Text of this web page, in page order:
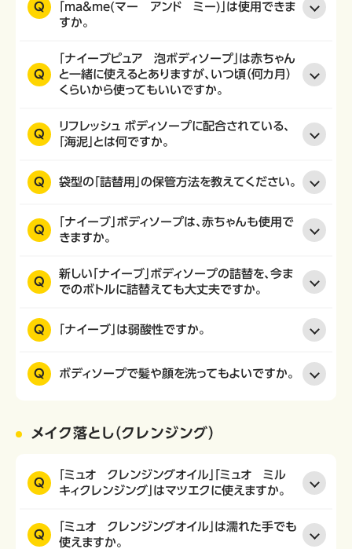
Q
「ma&me(マー アンド ミー)」は使用できま
すか。
Q
「ナイーブピュア 泡ボディソープ」は赤ちゃん
と一緒に使えるとありますが、いつ頃（何カ月）
くらいから使ってもいいですか。
Q
リフレッシュ ボディソープに配合されている、
「海泥」とは何ですか。
Q 袋型の「詰替用」の保管方法を教えてください。
Q
「ナイーブ」ボディソープは、赤ちゃんも使用で
きますか。
Q
新しい「ナイーブ」ボディソープの詰替を、今ま
でのボトルに詰替えても大丈夫ですか。
Q 「ナイーブ」は弱酸性ですか。
Q ボディソープで髪や顔を洗ってもよいですか。
メイク落とし（クレンジング）
Q
「ミュオ クレンジングオイル」「ミュオ ミル
キィクレンジング」はマツエクに使えますか。
Q
「ミュオ クレンジングオイル」は濡れた手でも
使えますか。